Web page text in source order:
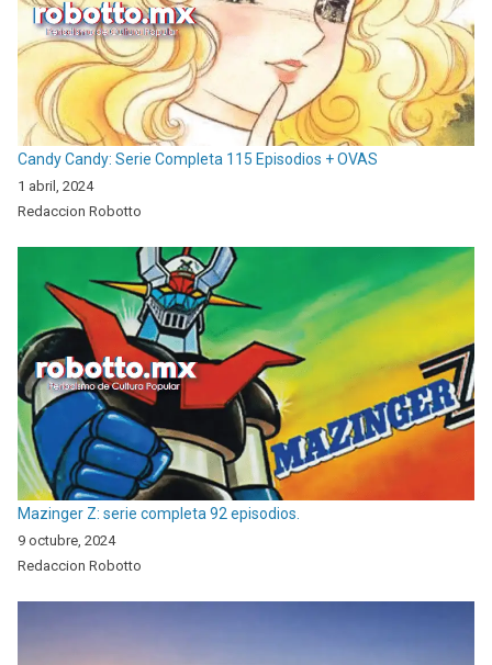
Candy Candy: Serie Completa 115 Episodios + OVAS
1 abril, 2024
Redaccion Robotto
Mazinger Z: serie completa 92 episodios.
9 octubre, 2024
Redaccion Robotto